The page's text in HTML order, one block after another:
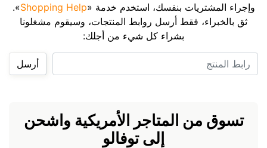
وإجراء المشتريات بنفسك، استخدم خدمة «Shopping Help
».
ثق بالخبراء، فقط أرسل روابط المنتجات، وسيقوم مشغلونا
بشراء كل شيء من أجلك:
أرسل
تسوق من المتاجر الأمريكية واشحن
إلى توفالو